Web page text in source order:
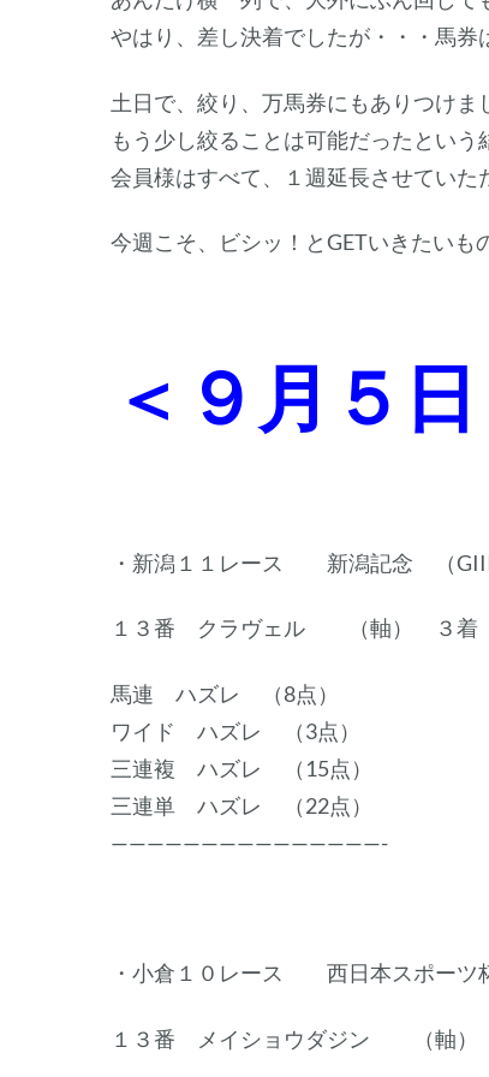
やはり、差し決着でしたが・・・馬券
土日で、絞り、万馬券にもありつけま
もう少し絞ることは可能だったという
会員様はすべて、１週延長させていた
今週こそ、ビシッ！とGETいきたいも
＜９月５
・新潟１１レース 新潟記念 （
１３番 クラヴェル （軸） ３着
馬連 ハズレ （8点）
ワイド ハズレ （3点）
三連複 ハズレ （15点）
三連単 ハズレ （22点）
———————————————-
・小倉１０レース 西日本スポーツ
１３番 メイショウダジン （軸